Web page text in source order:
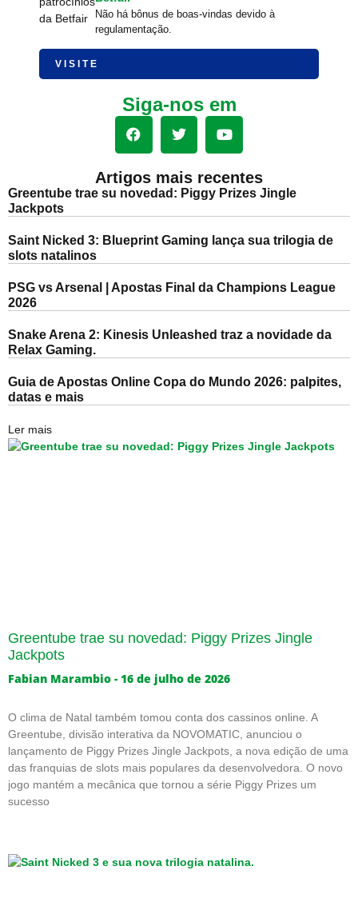
Não há bônus de boas-vindas devido à
regulamentação.
VISITE
Siga-nos em
Artigos mais recentes
Greentube trae su novedad: Piggy Prizes Jingle
Jackpots
Saint Nicked 3: Blueprint Gaming lança sua trilogia de
slots natalinos
PSG vs Arsenal | Apostas Final da Champions League
2026
Snake Arena 2: Kinesis Unleashed traz a novidade da
Relax Gaming.
Guia de Apostas Online Copa do Mundo 2026: palpites,
datas e mais
Ler mais
Greentube trae su novedad: Piggy Prizes Jingle
Jackpots
Fabian Marambio 16 de julho de 2026
O clima de Natal também tomou conta dos cassinos online. A
Greentube, divisão interativa da NOVOMATIC, anunciou o
lançamento de Piggy Prizes Jingle Jackpots, a nova edição de uma
das franquias de slots mais populares da desenvolvedora. O novo
jogo mantém a mecânica que tornou a série Piggy Prizes um
sucesso